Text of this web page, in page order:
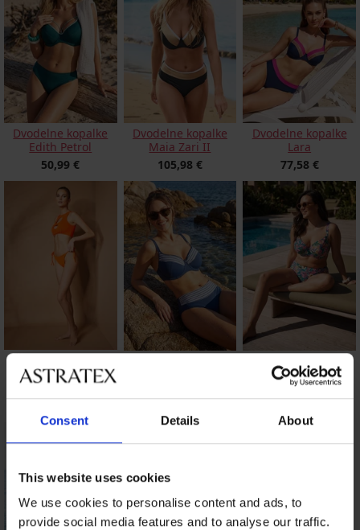
Consent Details About
This website uses cookies
We use cookies to personalise content and ads, to
provide social media features and to analyse our traffic.
Dvodelne kopalke
Edith Petrol
50,99 €
Dvodelne kopalke
Maia Zari II
105,98 €
Dvodelne kopalke
Lara
77,58 €
kopalke Babita I
Velvet Hibiscus Big
58,99 €